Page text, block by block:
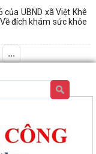
UBND xã Việt Khê
đích khám sức khỏe
...